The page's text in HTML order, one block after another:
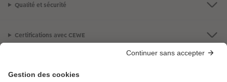
Qualité et sécurité
Certifications avec CEWE